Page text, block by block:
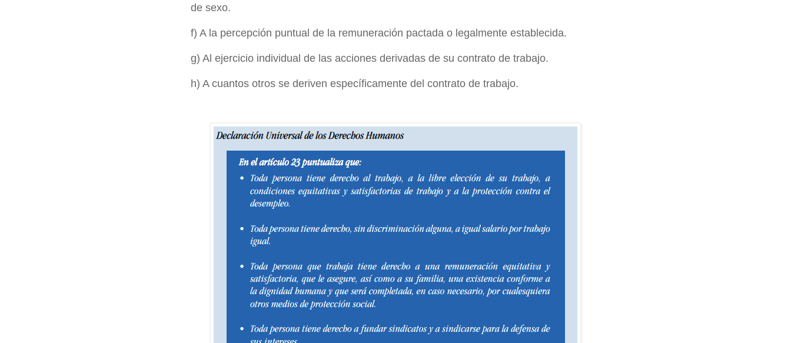
de sexo.
f) A la percepción puntual de la remuneración pactada o legalmente establecida.
g) Al ejercicio individual de las acciones derivadas de su contrato de trabajo.
h) A cuantos otros se deriven específicamente del contrato de trabajo.